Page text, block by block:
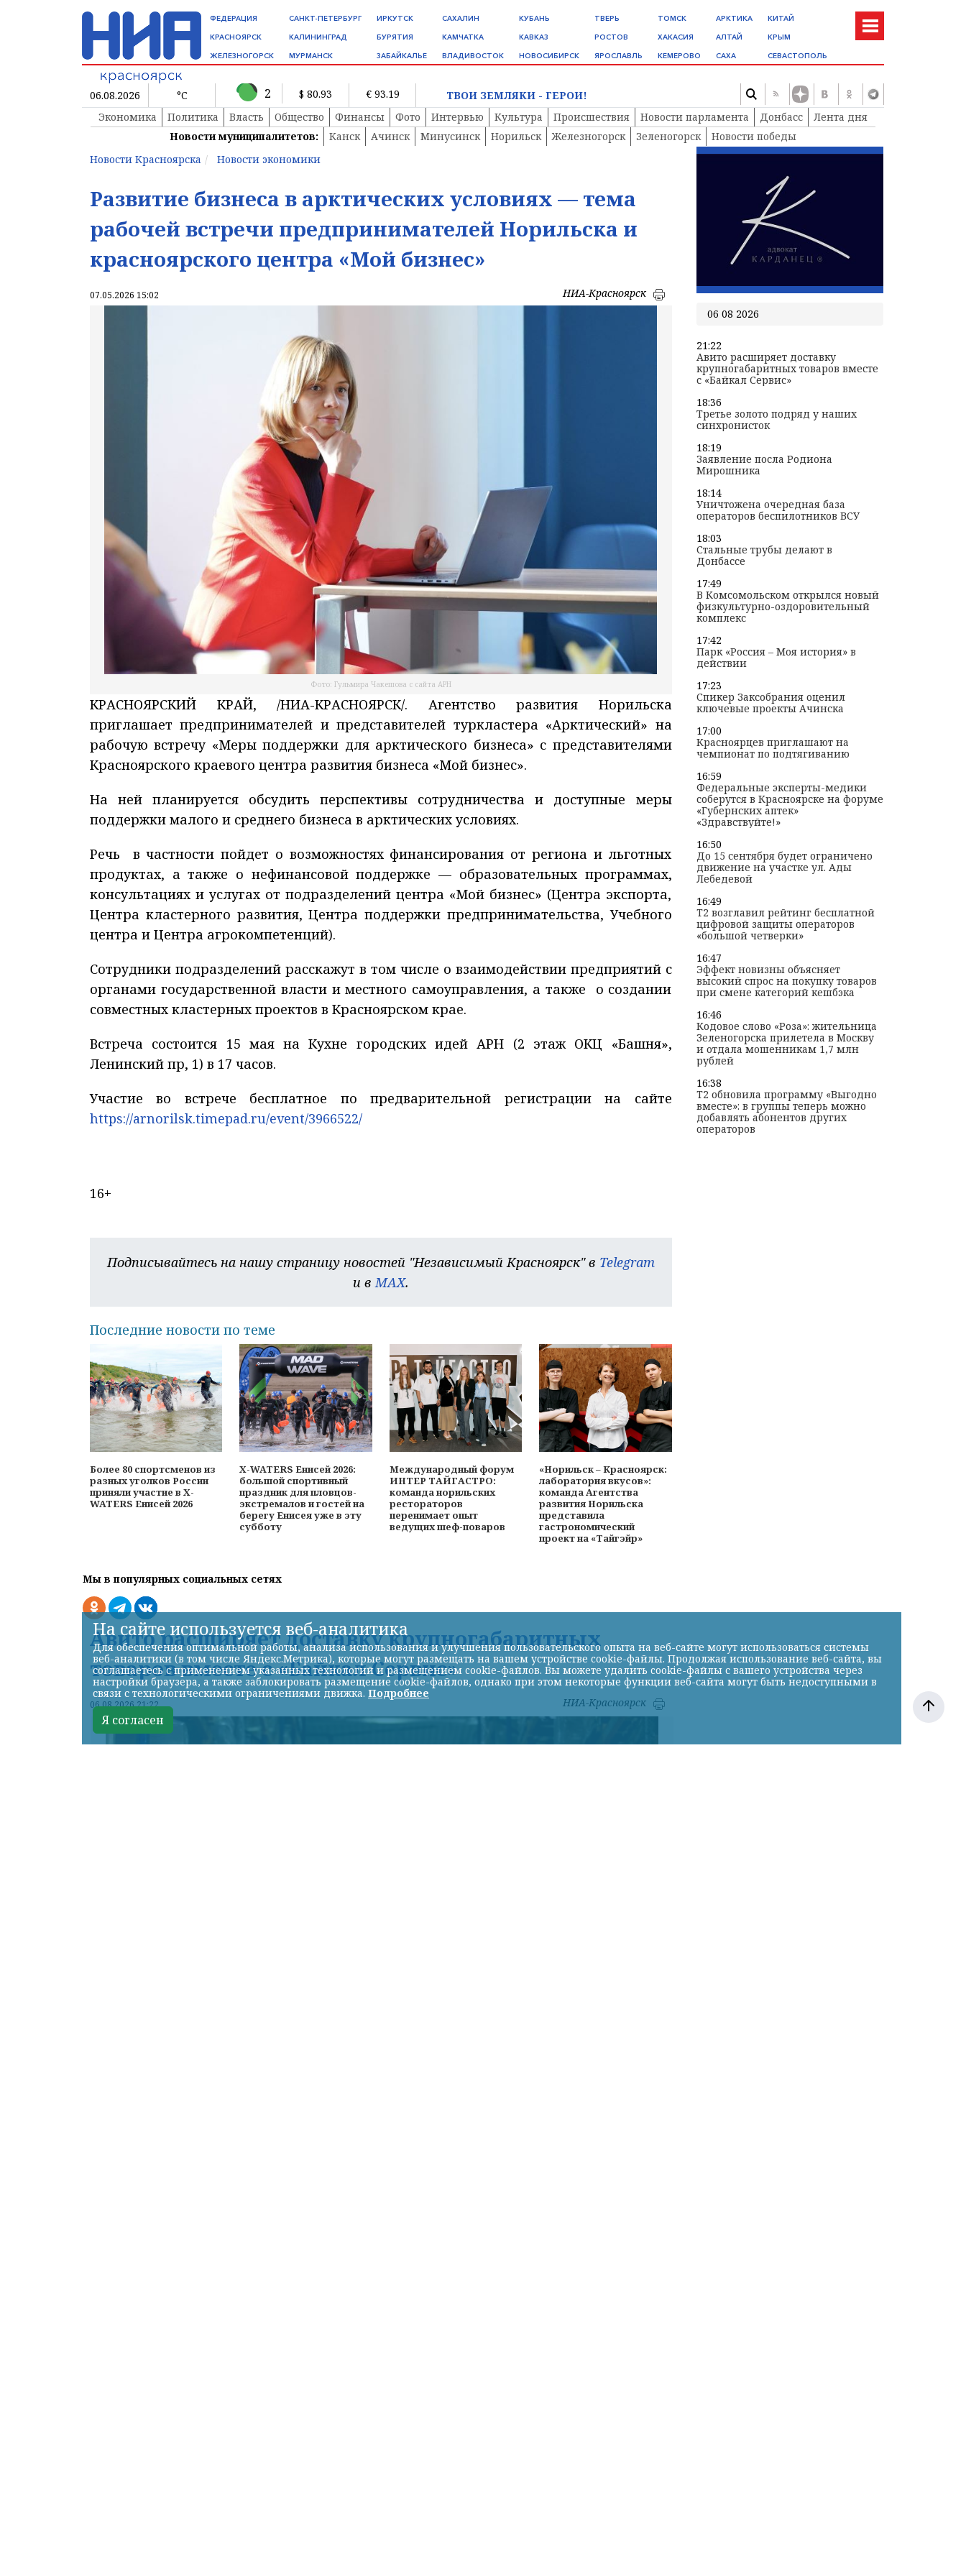
ФЕДЕРАЦИЯ
КРАСНОЯРСК
ЖЕЛЕЗНОГОРСК
САНКТ-ПЕТЕРБУРГ
КАЛИНИНГРАД
МУРМАНСК
ИРКУТСК
БУРЯТИЯ
ЗАБАЙКАЛЬЕ
САХАЛИН
КАМЧАТКА
ВЛАДИВОСТОК
КУБАНЬ
КАВКАЗ
НОВОСИБИРСК
ТВЕРЬ
РОСТОВ
ЯРОСЛАВЛЬ
ТОМСК
ХАКАСИЯ
КЕМЕРОВО
АРКТИКА
АЛТАЙ
САХА
КИТАЙ
КРЫМ
СЕВАСТОПОЛЬ
06.08.2026 °C 2 $ 80.93 € 93.19
ТВОИ ЗЕМЛЯКИ - ГЕРОИ!
Экономика
Политика Власть Общество Финансы Фото Интервью Культура Происшествия Новости парламента Донбасс
Лента дня
Новости муниципалитетов:
Канск Ачинск Минусинск Норильск Железногорск Зеленогорск
Новости победы
Новости Красноярска
Новости экономики
Развитие бизнеса в арктических условиях — тема
рабочей встречи предпринимателей Норильска и
красноярского центра «Мой бизнес»
07.05.2026 15:02 НИА-Красноярск
Фото: Гульмира Чакешова с сайта АРН
КРАСНОЯРСКИЙ КРАЙ, /НИА-КРАСНОЯРСК/. Агентство развития Норильска
приглашает предпринимателей и представителей туркластера «Арктический» на
рабочую встречу «Меры поддержки для арктического бизнеса» с представителями
Красноярского краевого центра развития бизнеса «Мой бизнес».
На ней планируется обсудить перспективы сотрудничества и доступные меры
поддержки малого и среднего бизнеса в арктических условиях.
Речь в частности пойдет о возможностях финансирования от региона и льготных
продуктах, а также о нефинансовой поддержке — образовательных программах,
консультациях и услугах от подразделений центра «Мой бизнес» (Центра экспорта,
Центра кластерного развития, Центра поддержки предпринимательства, Учебного
центра и Центра агрокомпетенций).
Сотрудники подразделений расскажут в том числе о взаимодействии предприятий с
органами государственной власти и местного самоуправления, а также о создании
совместных кластерных проектов в Красноярском крае.
Встреча состоится 15 мая на Кухне городских идей АРН (2 этаж ОКЦ «Башня»,
Ленинский пр, 1) в 17 часов.
Участие во встрече бесплатное по предварительной регистрации на сайте
https://arnorilsk.timepad.ru/event/3966522/
16+
Подписывайтесь на нашу страницу новостей "Независимый Красноярск" в Telegram
и в MAX.
Последние новости по теме
Более 80 спортсменов из
разных уголков России
приняли участие в X-
WATERS Енисей 2026
X-WATERS Енисей 2026:
большой спортивный
праздник для пловцов-
экстремалов и гостей на
берегу Енисея уже в эту
субботу
Международный форум
ИНТЕР ТАЙГАСТРО:
команда норильских
рестораторов
перенимает опыт
ведущих шеф-поваров
«Норильск – Красноярск:
лаборатория вкусов»:
команда Агентства
развития Норильска
представила
гастрономический
проект на «Тайгэйр»
Мы в популярных социальных сетях
Авито расширяет доставку крупногабаритных
товаров вместе с «Байкал Сервис»
06.08.2026 21:22 НИА-Красноярск
06 08 2026
21:22
Авито расширяет доставку
крупногабаритных товаров вместе
с «Байкал Сервис»
18:36
Третье золото подряд у наших
синхронисток
18:19
Заявление посла Родиона
Мирошника
18:14
Уничтожена очередная база
операторов беспилотников ВСУ
18:03
Стальные трубы делают в
Донбассе
17:49
В Комсомольском открылся новый
физкультурно-оздоровительный
комплекс
17:42
Парк «Россия – Моя история» в
действии
17:23
Спикер Заксобрания оценил
ключевые проекты Ачинска
17:00
Красноярцев приглашают на
чемпионат по подтягиванию
16:59
Федеральные эксперты-медики
соберутся в Красноярске на форуме
«Губернских аптек»
«Здравствуйте!»
16:50
До 15 сентября будет ограничено
движение на участке ул. Ады
Лебедевой
16:49
T2 возглавил рейтинг бесплатной
цифровой защиты операторов
«большой четверки»
16:47
Эффект новизны объясняет
высокий спрос на покупку товаров
при смене категорий кешбэка
16:46
Кодовое слово «Роза»: жительница
Зеленогорска прилетела в Москву
и отдала мошенникам 1,7 млн
рублей
16:38
T2 обновила программу «Выгодно
вместе»: в группы теперь можно
добавлять абонентов других
операторов
На сайте используется веб-аналитика
Для обеспечения оптимальной работы, анализа использования и улучшения пользовательского опыта на веб-сайте могут использоваться системы
веб-аналитики (в том числе Яндекс.Метрика), которые могут размещать на вашем устройстве cookie-файлы. Продолжая использование веб-сайта, вы
соглашаетесь с применением указанных технологий и размещением cookie-файлов. Вы можете удалить cookie-файлы с вашего устройства через
настройки браузера, а также заблокировать размещение cookie-файлов, однако при этом некоторые функции веб-сайта могут быть недоступными в
связи с технологическими ограничениями движка. Подробнее
Я согласен